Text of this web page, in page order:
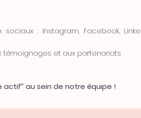
: Instagram, Facebook,
témoignages et aux partenariats
au sein de notre équipe !